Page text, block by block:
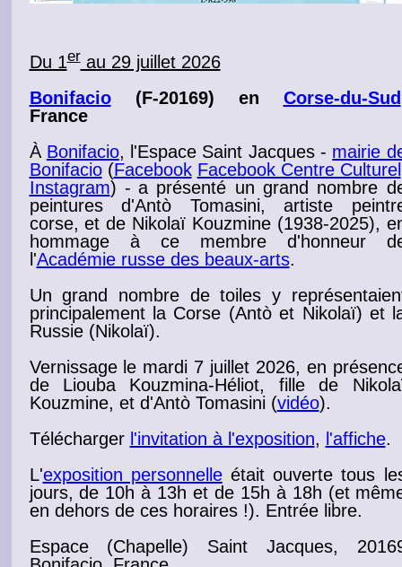
Du 1erau 29 juillet 2026
Bonifacio(F-20169) en Corse-du-Sud
France
À Bonifacio, l'Espace Saint Jacques - mairie
Bonifacio(Facebook Facebook Centre Culturel
Instagram) - a présenté un grand nombre
peintures d'Antò Tomasini, artiste
corse, et de Nikolaï Kouzmine (1938-2025),
hommage à ce membre d'honneur
l'Académie russe des beaux-arts.
Un grand nombre de toiles y
principalement la Corse (Antò et Nikolaï) et
Russie (Nikolaï).
Vernissagele mardi 7 juillet 2026, en
de Liouba Kouzmina-Héliot, fille de
Kouzmine, et d'Antò Tomasini (vidéo).
Télécharger l'invitation à l'exposition, l'affiche.
L'exposition personnelle était ouverte tous
jours, de 10h à 13h et de 15h à 18h (et
en dehors de ces horaires !). Entrée libre.
Espace (Chapelle) Saint Jacques,